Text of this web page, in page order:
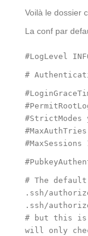
Voilà le dossier
La conf par
#LogLevel
#
#StrictModes
#MaxSessions
# The
.ssh/
.ssh/
# but this is
will only